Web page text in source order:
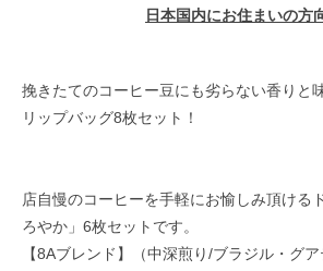
日本国内にお住まいの方
挽きたてのコーヒー豆にも劣らない香りと
リップバッグ8枚セット！
店自慢のコーヒーを手軽にお愉しみ頂ける
ろやか」6枚セットです。
【8Aブレンド】（中深煎り/ブラジル・グア